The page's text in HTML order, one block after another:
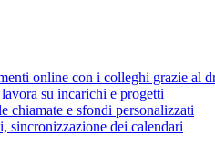
online con i colleghi grazie al
su incarichi e progetti
chiamate e sfondi personalizzati
sincronizzazione dei calendari